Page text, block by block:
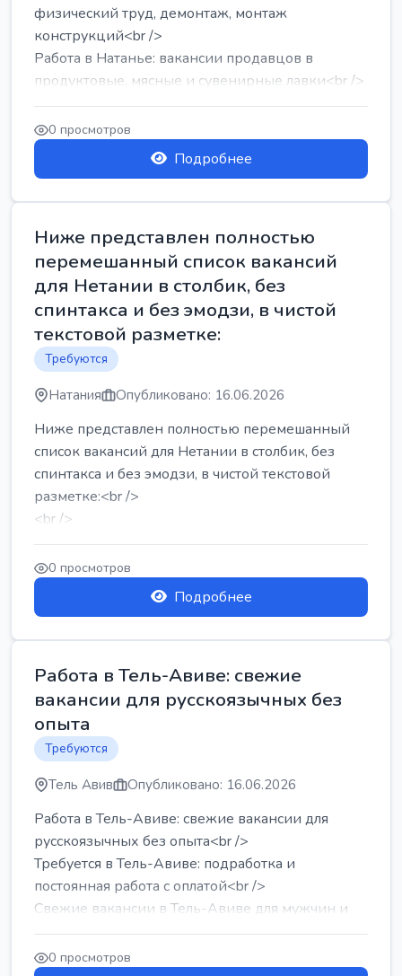
физический труд, демонтаж, монтаж
конструкций<br />
Работа в Натанье: вакансии продавцов в
продуктовые, мясные и сувенирные лавки<br />
Разнорабочий на сборку м...
0 просмотров
Подробнее
Ниже представлен полностью
перемешанный список вакансий
для Нетании в столбик, без
спинтакса и без эмодзи, в чистой
текстовой разметке:
Требуются
Натания Опубликовано: 16.06.2026
Ниже представлен полностью перемешанный
список вакансий для Нетании в столбик, без
спинтакса и без эмодзи, в чистой текстовой
разметке:<br />
<br />
Работа в Нетании на мебельном производстве:
требу...
0 просмотров
Подробнее
Работа в Тель-Авиве: свежие
вакансии для русскоязычных без
опыта
Требуются
Тель Авив Опубликовано: 16.06.2026
Работа в Тель-Авиве: свежие вакансии для
русскоязычных без опыта<br />
Требуется в Тель-Авиве: подработка и
постоянная работа с оплатой<br />
Свежие вакансии в Тель-Авиве для мужчин и
женщин от хозя...
0 просмотров